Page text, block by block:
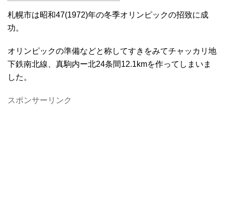
札幌市は昭和47(1972)年の冬季オリンピックの招致に成
功。
オリンピックの準備などと称してすきをみてチャッカリ地
下鉄南北線、真駒内ー北24条間12.1kmを作ってしまいま
した。
スポンサーリンク